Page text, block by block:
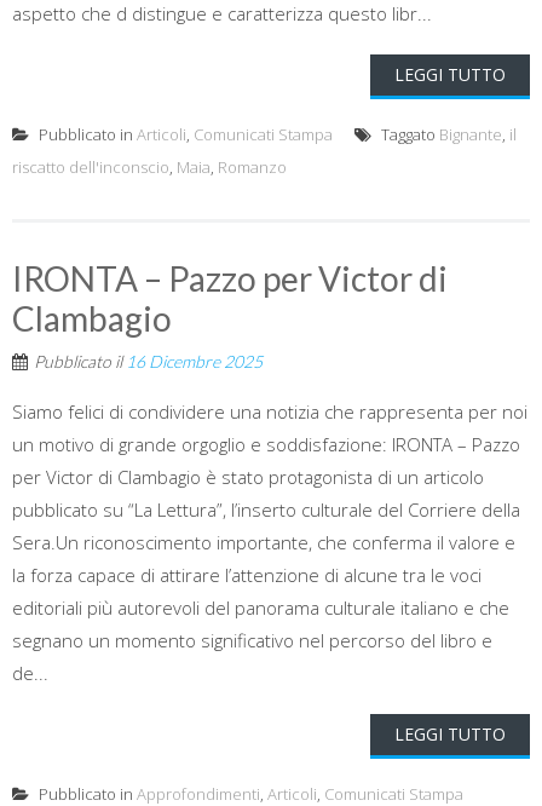
aspetto che d distingue e caratterizza questo libr...
LEGGI TUTTO
Pubblicato in Articoli, Comunicati Stampa Taggato Bignante, il
riscatto dell'inconscio, Maia, Romanzo
IRONTA – Pazzo per Victor di
Clambagio
Pubblicato il 16 Dicembre 2025
Siamo felici di condividere una notizia che rappresenta per noi
un motivo di grande orgoglio e soddisfazione: IRONTA – Pazzo
per Victor di Clambagio è stato protagonista di un articolo
pubblicato su “La Lettura”, l’inserto culturale del Corriere della
Sera.Un riconoscimento importante, che conferma il valore e
la forza capace di attirare l’attenzione di alcune tra le voci
editoriali più autorevoli del panorama culturale italiano e che
segnano un momento significativo nel percorso del libro e
de...
LEGGI TUTTO
Pubblicato in Approfondimenti, Articoli, Comunicati Stampa